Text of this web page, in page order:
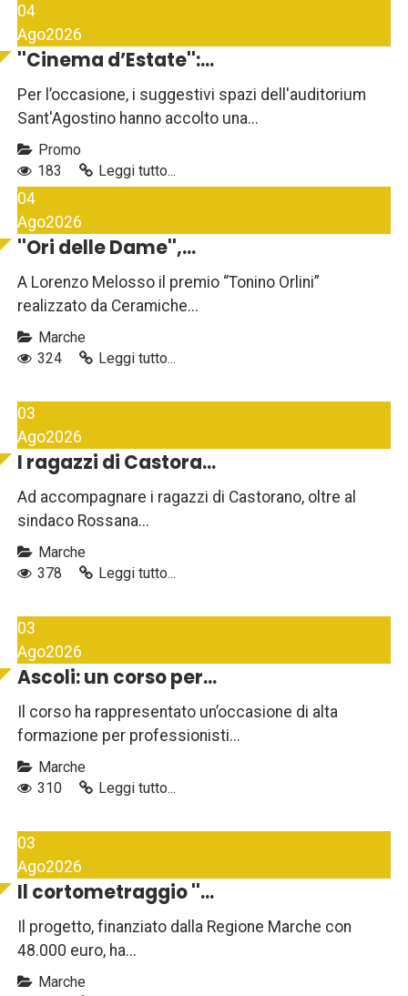
04
Ago2026
''Cinema d’Estate'':...
Per l’occasione, i suggestivi spazi dell'auditorium
Sant'Agostino hanno accolto una...
Promo
183
Leggi tutto...
04
Ago2026
''Ori delle Dame'',...
A Lorenzo Melosso il premio “Tonino Orlini”
realizzato da Ceramiche...
Marche
324
Leggi tutto...
03
Ago2026
I ragazzi di Castora...
Ad accompagnare i ragazzi di Castorano, oltre al
sindaco Rossana...
Marche
378
Leggi tutto...
03
Ago2026
Ascoli: un corso per...
Il corso ha rappresentato un’occasione di alta
formazione per professionisti...
Marche
310
Leggi tutto...
03
Ago2026
Il cortometraggio ''...
Il progetto, finanziato dalla Regione Marche con
48.000 euro, ha...
Marche